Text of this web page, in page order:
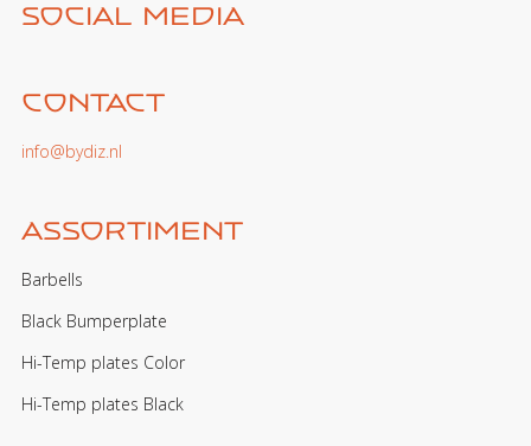
Social media
Contact
info@bydiz.nl
Assortiment
Barbells
Black Bumperplate
Hi-Temp plates Color
Hi-Temp plates Black